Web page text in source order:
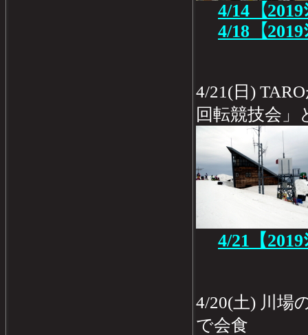
4/14【
4/18【
4/21(日)
回転競技会
4/21【
4/20(土) 川場
で会食